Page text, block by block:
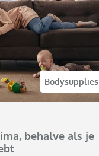
Bodysupplies
behalve als je